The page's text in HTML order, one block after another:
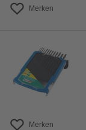
Merken
Merken